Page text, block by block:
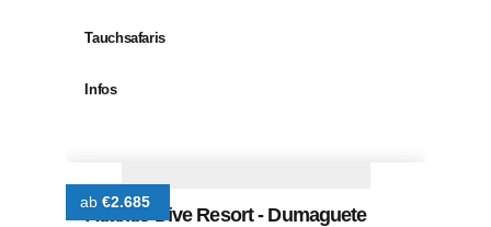
Tauchsafaris
Infos
ab €2.685
Atlantis Dive Resort - Dumaguete